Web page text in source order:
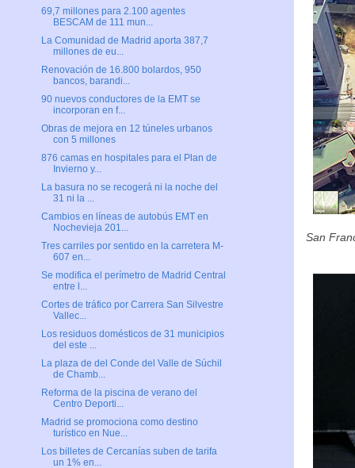
San
69,7 millones para 2.100 agentes
BESCAM de 111 mun...
La Comunidad de Madrid aporta 387,7
millones de eu...
Renovación de 16.800 bolardos, 950
bancos, barandi...
90 nuevos conductores de la EMT se
incorporan en f...
Obras de mejora en 12 túneles urbanos
con 5 millones
876 camas en hospitales para el Plan de
Invierno y...
La basura no se recogerá ni la noche del
31 ni la ...
Cambios en líneas de autobús EMT en
Nochevieja 201...
Tres carriles por sentido en la carretera M-
607 en...
Se modifica el perímetro de Madrid Central
entre l...
Cortes de tráfico por Carrera San Silvestre
Vallec...
Los residuos domésticos de 31 municipios
del este ...
La plaza de del Conde del Valle de Súchil
de Chamb...
Reforma de la piscina de verano del
Centro Deporti...
Madrid se promociona como destino
turístico en Nue...
Los billetes de Cercanías suben de tarifa
un 1% en...